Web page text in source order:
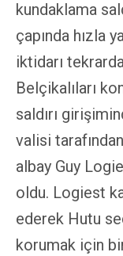
kundaklama
çapında hızla
iktidarı
Belçikalıları
saldırı
valisi
albay Guy
oldu. Logiest
ederek Hutu
korumak için